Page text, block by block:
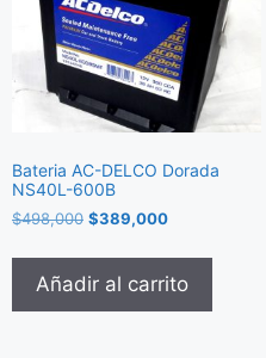
Bateria AC-DELCO Dorada
NS40L-600B
$498,000 $389,000
Añadir al carrito